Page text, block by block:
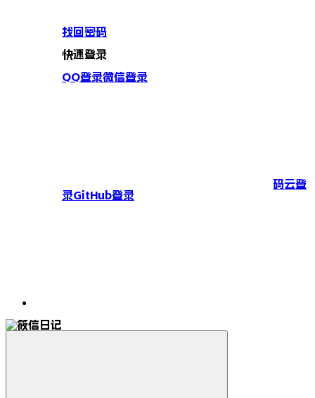
找回密码
快速登录
QQ登录微信登录
码云登
录GitHub登录